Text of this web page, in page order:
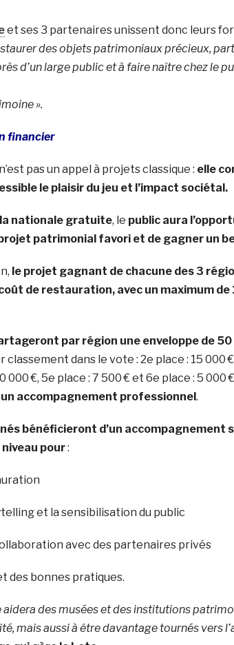
et ses 3 partenaires unissent donc leurs
des objets patrimoniaux précieux,
d’un large public et à faire naître chez le
».
financier
pas un appel à projets classique : elle
le plaisir du jeu et l’impact sociétal.
nationale gratuite, le public aura
patrimonial favori et de gagner un
le projet gagnant de chacune des 3
de restauration, avec un maximum
par région une enveloppe de 50
dans le vote : 2e place : 15 000
000 €, 5e place : 7 500 € et 6e place : 5 000
accompagnement professionnel.
bénéficieront d’un accompagnement
pour:
et la sensibilisation du public
avec des partenaires privés
des bonnes pratiques.
des musées et des institutions
mais aussi à être davantage tournés vers